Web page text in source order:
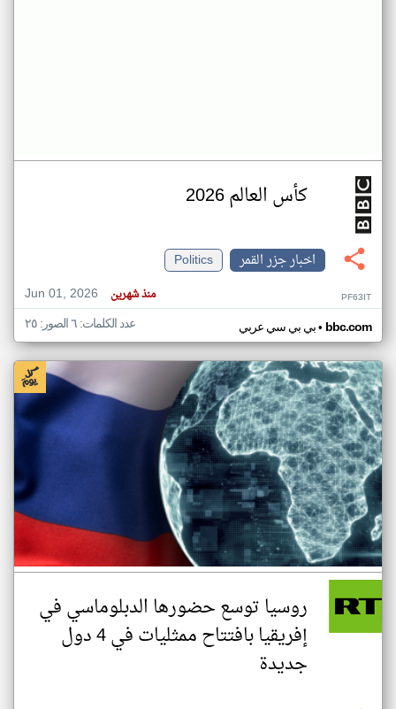
كأس العالم 2026
اخبار جزر القمر
Politics
Jun 01, 2026
منذ شهرين PF63IT
بي بي سي عربي• bbc.com عدد الكلمات: ٦ الصور: ٢٥
روسيا توسع حضورها الدبلوماسي في
إفريقيا بافتتاح ممثليات في 4 دول
جديدة